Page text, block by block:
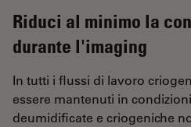
Riduci al minimo la
durante l'imaging
In tutti i flussi di lavoro
essere mantenuti in
deumidificate e criogeniche